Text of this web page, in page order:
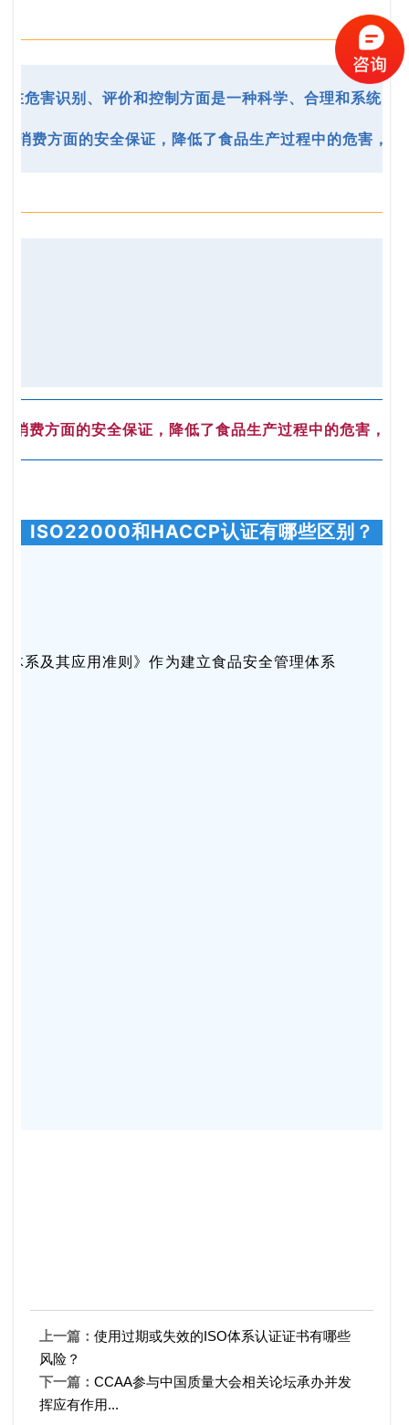
害识别、评价和控制方面是一种科学、合理和系统的
费方面的安全保证，降低了食品生产过程中的危害，
费方面的安全保证，降低了食品生产过程中的危害，从
ISO22000和HACCP认证有哪些区别？
系及其应用准则》作为建立食品安全管理体系
上一篇：使用过期或失效的ISO体系认证证书有哪些
风险？
下一篇：CCAA参与中国质量大会相关论坛承办并发
挥应有作用...